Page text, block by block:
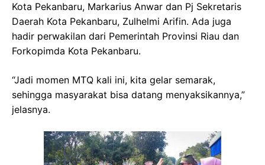
Kota Pekanbaru, Markarius Anwar dan Pj Sekretaris
Daerah Kota Pekanbaru, Zulhelmi Arifin. Ada juga
hadir perwakilan dari Pemerintah Provinsi Riau dan
Forkopimda Kota Pekanbaru.
“Jadi momen MTQ kali ini, kita gelar semarak,
sehingga masyarakat bisa datang menyaksikannya,”
jelasnya.